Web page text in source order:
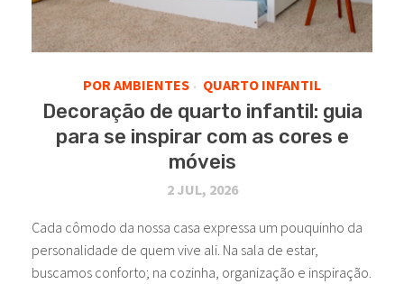
POR AMBIENTES • QUARTO INFANTIL
Decoração de quarto infantil: guia
para se inspirar com as cores e
móveis
2 JUL, 2026
Cada cômodo da nossa casa expressa um pouquinho da
personalidade de quem vive ali. Na sala de estar,
buscamos conforto; na cozinha, organização e inspiração.